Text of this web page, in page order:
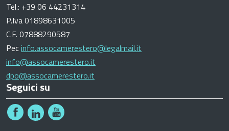
Tel.: +39 06 44231314
P.Iva 01898631005
C.F. 07888290587
Pecinfo.assocamerestero@legalmail.it
info@assocamerestero.it
dpo@assocamerestero.it
Seguici su